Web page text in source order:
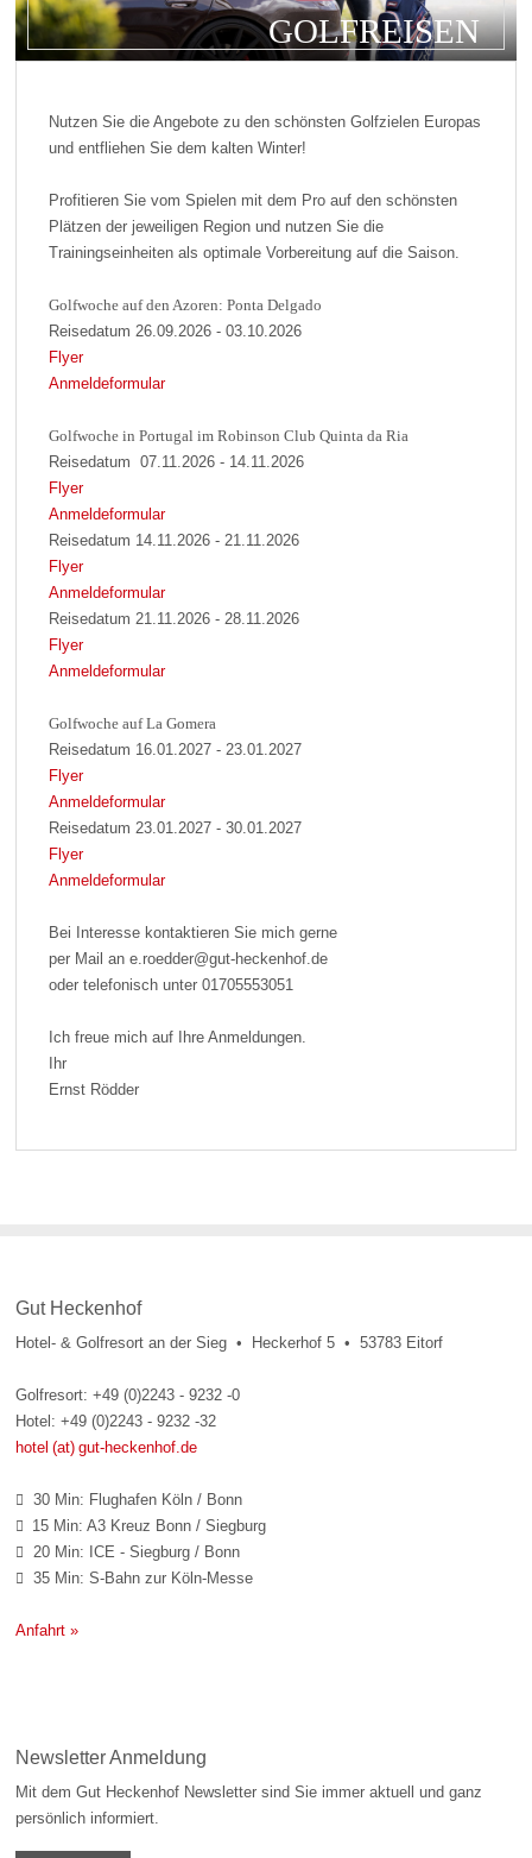
GOLFREISEN
Nutzen Sie die Angebote zu den schönsten Golfzielen Europas
und entfliehen Sie dem kalten Winter!
Profitieren Sie vom Spielen mit dem Pro auf den schönsten
Plätzen der jeweiligen Region und nutzen Sie die
Trainingseinheiten als optimale Vorbereitung auf die Saison.
Golfwoche auf den Azoren: Ponta Delgado
Reisedatum 26.09.2026 - 03.10.2026
Flyer
Anmeldeformular
Golfwoche in Portugal im Robinson Club Quinta da Ria
Reisedatum 07.11.2026 - 14.11.2026
Flyer
Anmeldeformular
Reisedatum 14.11.2026 - 21.11.2026
Flyer
Anmeldeformular
Reisedatum 21.11.2026 - 28.11.2026
Flyer
Anmeldeformular
Golfwoche auf La Gomera
Reisedatum 16.01.2027 - 23.01.2027
Flyer
Anmeldeformular
Reisedatum 23.01.2027 - 30.01.2027
Flyer
Anmeldeformular
Bei Interesse kontaktieren Sie mich gerne
per Mail an e.roedder@gut-heckenhof.de
oder telefonisch unter 01705553051
Ich freue mich auf Ihre Anmeldungen.
Ihr
Ernst Rödder
Gut Heckenhof
Hotel- & Golfresort an der Sieg • Heckerhof 5 • 53783 Eitorf
Golfresort: +49 (0)2243 - 9232 -0
Hotel: +49 (0)2243 - 9232 -32
hotel (at) gut-heckenhof.de
 30 Min: Flughafen Köln / Bonn
 15 Min: A3 Kreuz Bonn / Siegburg
 20 Min: ICE - Siegburg / Bonn
 35 Min: S-Bahn zur Köln-Messe
Anfahrt »
Newsletter Anmeldung
Mit dem Gut Heckenhof Newsletter sind Sie immer aktuell und ganz
persönlich informiert.